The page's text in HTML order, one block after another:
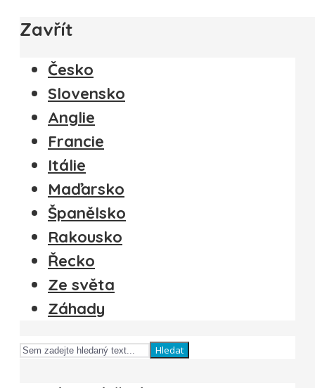
Zavřít
Česko
Slovensko
Anglie
Francie
Itálie
Maďarsko
Španělsko
Rakousko
Řecko
Ze světa
Záhady
Hledat